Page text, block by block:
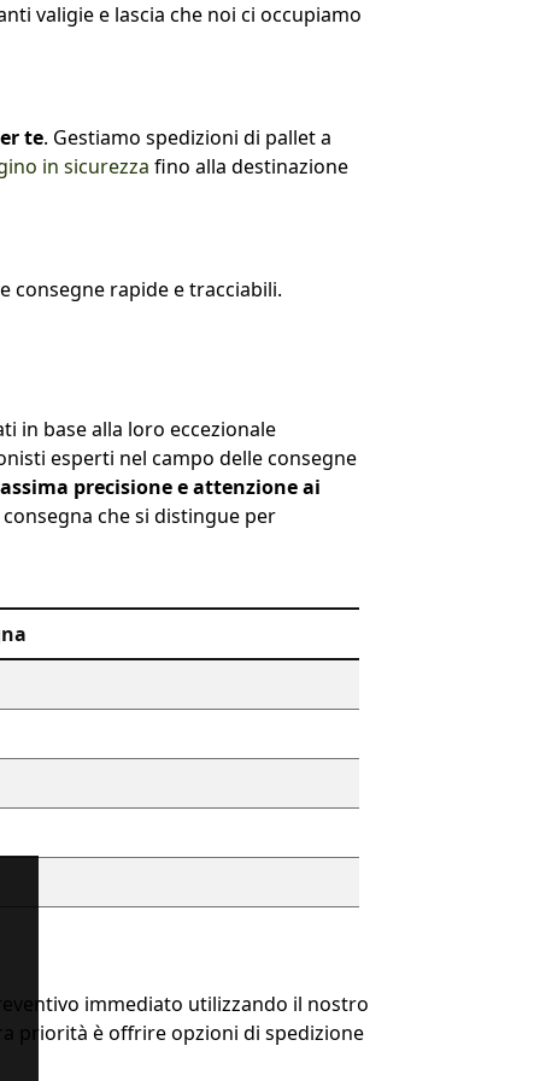
valigie e lascia che noi ci occupiamo
te. Gestiamo spedizioni di pallet a
in sicurezza fino alla destinazione
consegne rapide e tracciabili.
in base alla loro eccezionale
esperti nel campo delle consegne
precisione e attenzione ai
che si distingue per
immediato utilizzando il nostro
priorità è offrire opzioni di spedizione